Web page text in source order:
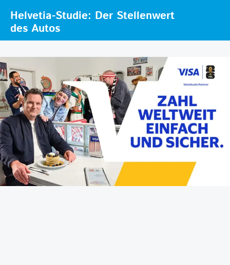
Helvetia-Studie: Der Stellenwert
des Autos